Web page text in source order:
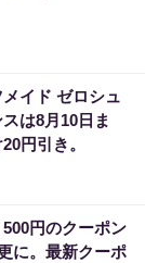
メイド ゼロシュ
は8月10日ま
円引き。
円のクーポン
に。最新クーポ